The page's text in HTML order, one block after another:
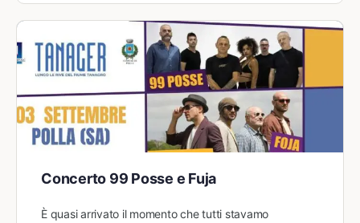
Concerto 99 Posse e Fuja
È quasi arrivato il momento che tutti stavamo